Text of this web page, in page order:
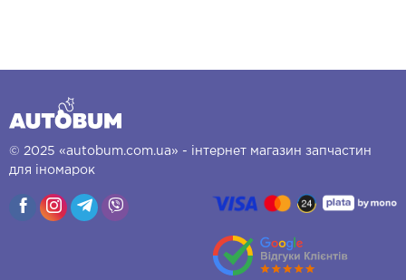
© 2025 «autobum.com.ua» - інтернет магазин запчастин
для іномарок